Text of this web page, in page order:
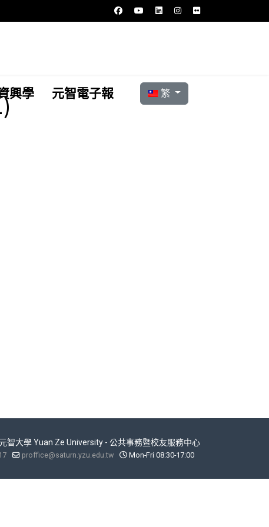
興學 元智電子報 選擇你的語言
繁
智大學 Yuan Ze University - 公共事務暨校友服務中心
proffice@saturn.yzu.edu.tw Mon-Fri 08:30-17:00